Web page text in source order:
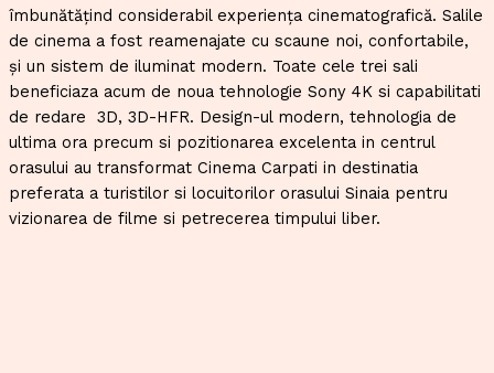
îmbunătățind considerabil experiența cinematografică. Salile
de cinema a fost reamenajate cu scaune noi, confortabile,
și un sistem de iluminat modern. Toate cele trei sali
beneficiaza acum de noua tehnologie Sony 4K si capabilitati
de redare 3D, 3D-HFR. Design-ul modern, tehnologia de
ultima ora precum si pozitionarea excelenta in centrul
orasului au transformat Cinema Carpati in destinatia
preferata a turistilor si locuitorilor orasului Sinaia pentru
vizionarea de filme si petrecerea timpului liber.